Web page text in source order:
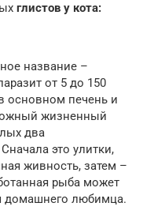
глистов у кота:
название –
от 5 до 150
основном печень и
жизненный
два
это улитки,
живность, затем –
рыба может
домашнего любимца.